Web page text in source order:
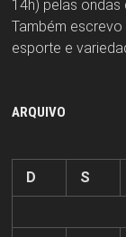
14h) pelas ondas
Também
esporte e
ARQUIVO
D
S